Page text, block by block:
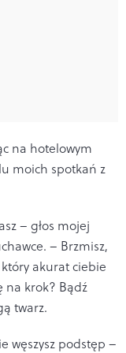
na hotelowym
moich spotkań z
– głos mojej
– Brzmisz,
akurat ciebie
na krok? Bądź
twarz.
węszysz podstęp –